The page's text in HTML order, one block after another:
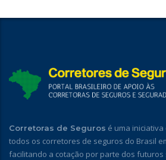
Corretoras de Seguros é uma
todos os corretores de seguros do Brasil
facilitando a cotação por parte dos